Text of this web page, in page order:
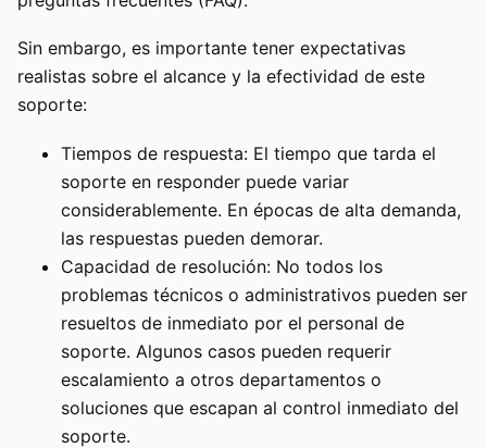
Sin embargo, es importante tener expectativas
realistas sobre el alcance y la efectividad de este
soporte:
Tiempos de respuesta: El tiempo que tarda el
soporte en responder puede variar
considerablemente. En épocas de alta demanda,
las respuestas pueden demorar.
Capacidad de resolución: No todos los
problemas técnicos o administrativos pueden ser
resueltos de inmediato por el personal de
soporte. Algunos casos pueden requerir
escalamiento a otros departamentos o
soluciones que escapan al control inmediato del
soporte.